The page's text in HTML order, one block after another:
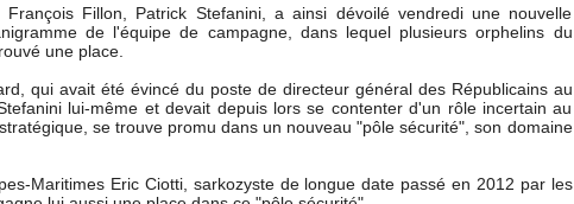
Fillon, Patrick Stefanini, a ainsi dévoilé vendredi une nouvelle
de l'équipe de campagne, dans lequel plusieurs orphelins du
une place.
qui avait été évincé du poste de directeur général des Républicains au
lui-même et devait depuis lors se contenter d'un rôle incertain au
se trouve promu dans un nouveau "pôle sécurité", son domaine
Maritimes Eric Ciotti, sarkozyste de longue date passé en 2012 par les